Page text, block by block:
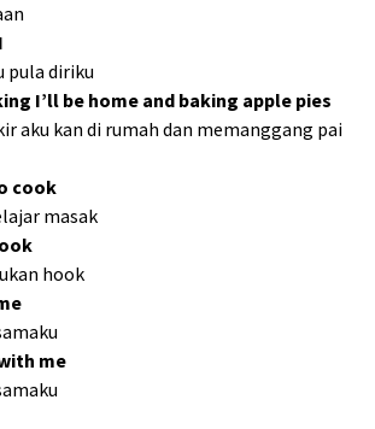
pula diriku
I’ll be home and baking apple pies
aku kan di rumah dan memanggang pai
cook
masak
hook
me